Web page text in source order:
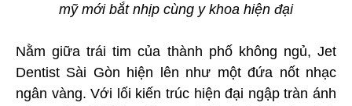
mỹ mới bắt nhịp cùng y khoa hiện đại
Nằm giữa trái tim của thành phố không ngủ, Jet
Dentist Sài Gòn hiện lên như một đứa nốt nhạc
ngân vàng. Với lối kiến trúc hiện đại ngập tràn ánh